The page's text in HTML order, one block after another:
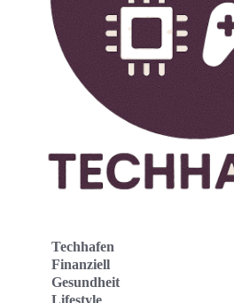
Techhafen
Finanziell
Gesundheit
Lifestyle